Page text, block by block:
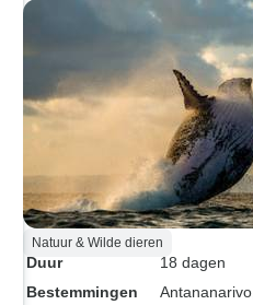
Natuur & Wilde dieren
Duur
18 dagen
Bestemmingen
Antananarivo